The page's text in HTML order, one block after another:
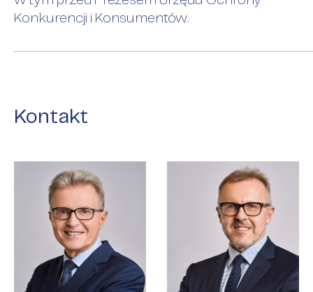
Konkurencji i Konsumentów.
Kontakt